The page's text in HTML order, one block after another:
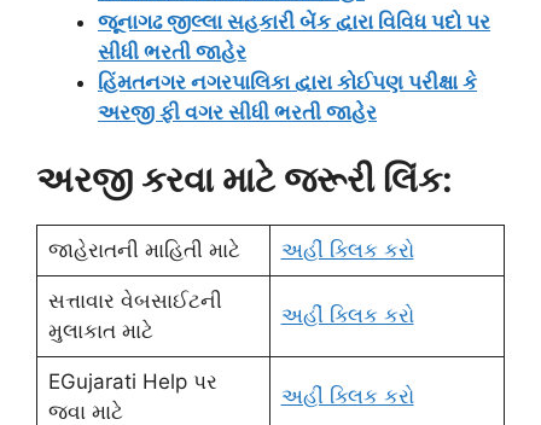
જૂનાગઢ જીલ્લા સહકારી બેંક દ્વારા વિવિધ પદો પર
સીધી ભરતી જાહેર
હિંમતનગર નગરપાલિકા દ્વારા કોઈપણ પરીક્ષા કે
અરજી ફી વગર સીધી ભરતી જાહેર
અરજી કરવા માટે જરૂરી લિંક:
જાહેરાતની માહિતી માટે અહીં ક્લિક કરો
સત્તાવાર વેબસાઈટની
મુલાકાત માટે
અહીં ક્લિક કરો
EGujarati Help પર
જવા માટે
અહીં ક્લિક કરો